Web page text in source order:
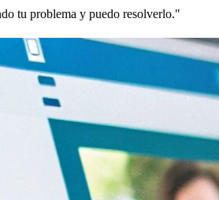
tu problema y puedo resolverlo."